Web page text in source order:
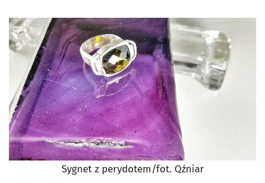
Sygnet z perydotem/fot. Qźniar